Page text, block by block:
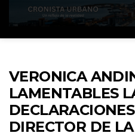
VERONICA
LAMENTABLES
DIRECTOR DE